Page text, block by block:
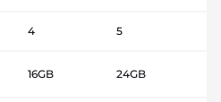
4 5
16GB 24GB